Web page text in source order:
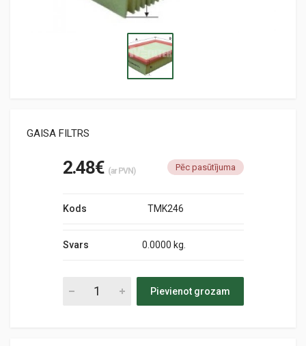
GAISA FILTRS
2.48€ (ar PVN) Pēc pasūtījuma
Kods TMK246
Svars 0.0000 kg.
Pievienot grozam